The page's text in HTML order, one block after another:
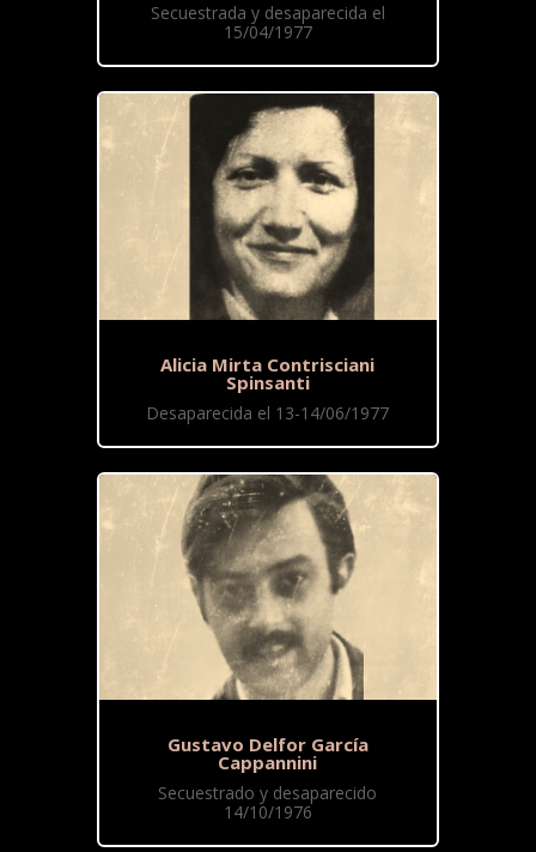
Secuestrada y desaparecida el
15/04/1977
Alicia Mirta Contrisciani
Spinsanti
Desaparecida el 13-14/06/1977
Gustavo Delfor García
Cappannini
Secuestrado y desaparecido
14/10/1976